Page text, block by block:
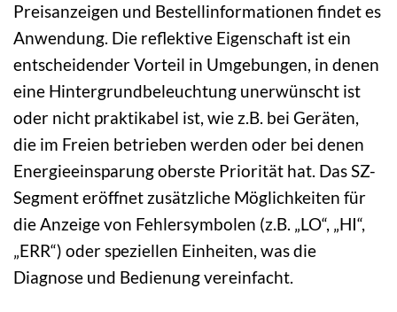
Preisanzeigen und Bestellinformationen findet es
Anwendung. Die reflektive Eigenschaft ist ein
entscheidender Vorteil in Umgebungen, in denen
eine Hintergrundbeleuchtung unerwünscht ist
oder nicht praktikabel ist, wie z.B. bei Geräten,
die im Freien betrieben werden oder bei denen
Energieeinsparung oberste Priorität hat. Das SZ-
Segment eröffnet zusätzliche Möglichkeiten für
die Anzeige von Fehlersymbolen (z.B. „LO“, „HI“,
„ERR“) oder speziellen Einheiten, was die
Diagnose und Bedienung vereinfacht.